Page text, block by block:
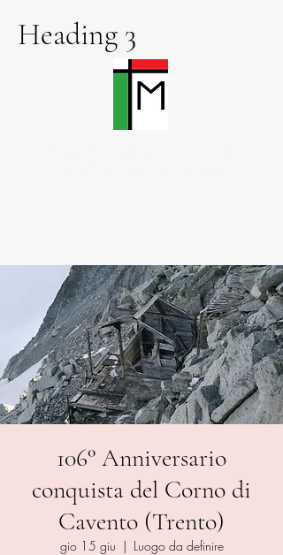
Heading 3
106° Anniversario
conquista del Corno di
Cavento (Trento)
gio 15 giu
  |
Luogo da definire